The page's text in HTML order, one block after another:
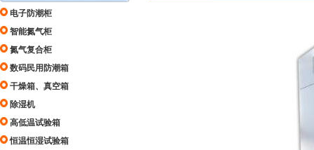
电子防潮柜
智能氮气柜
氮气复合柜
数码民用防潮箱
干燥箱、真空箱
除湿机
高低温试验箱
恒温恒湿试验箱